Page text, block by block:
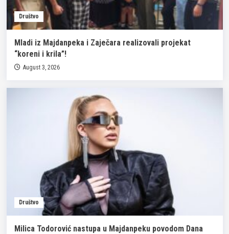
Društvo
Mladi iz Majdanpeka i Zaječara realizovali projekat
“koreni i krila”!
August 3, 2026
Društvo
Milica Todorović nastupa u Majdanpeku povodom Dana